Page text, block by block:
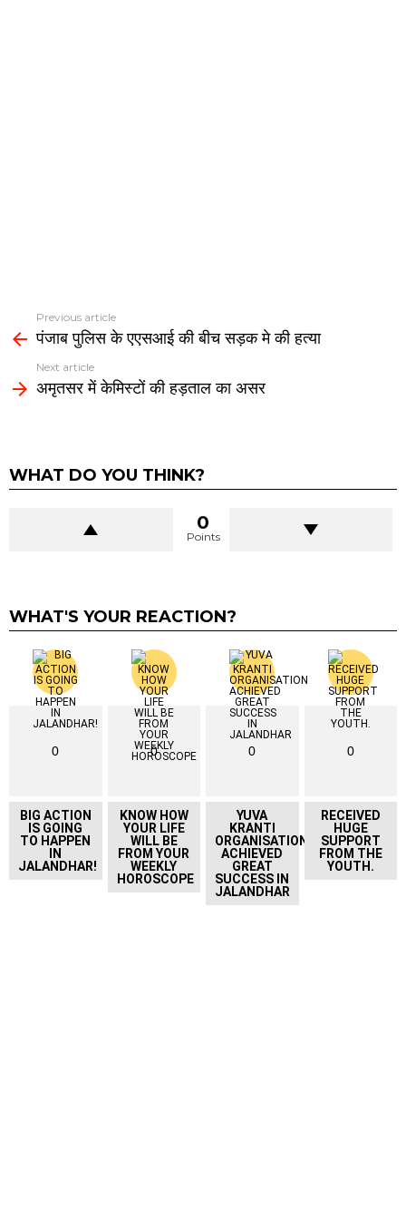
more
Previous article
पंजाब पुलिस के एएसआई की बीच सड़क मे की हत्या
Next article
अमृतसर में केमिस्टों की हड़ताल का असर
WHAT DO YOU THINK?
0
Points
WHAT'S YOUR REACTION?
0
BIG ACTION
IS GOING
TO HAPPEN
IN
JALANDHAR!
0
KNOW HOW
YOUR LIFE
WILL BE
FROM YOUR
WEEKLY
HOROSCOPE
0
YUVA
KRANTI
ORGANISATION
ACHIEVED
GREAT
SUCCESS IN
JALANDHAR
0
RECEIVED
HUGE
SUPPORT
FROM THE
YOUTH.